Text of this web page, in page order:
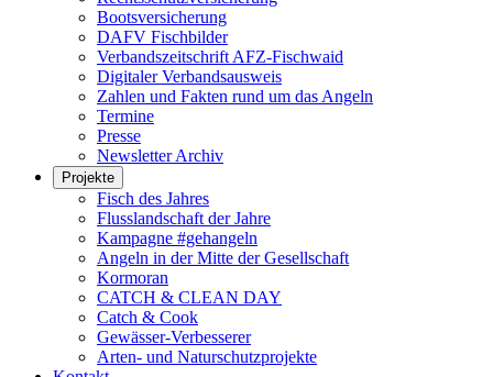
Bootsversicherung
DAFV Fischbilder
Verbandszeitschrift AFZ-Fischwaid
Digitaler Verbandsausweis
Zahlen und Fakten rund um das Angeln
Termine
Presse
Newsletter Archiv
Projekte
Fisch des Jahres
Flusslandschaft der Jahre
Kampagne #gehangeln
Angeln in der Mitte der Gesellschaft
Kormoran
CATCH & CLEAN DAY
Catch & Cook
Gewässer-Verbesserer
Arten- und Naturschutzprojekte